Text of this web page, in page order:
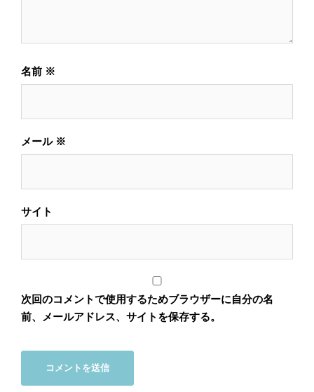
名前 ※
メール ※
サイト
次回のコメントで使用するためブラウザーに自分の名
前、メールアドレス、サイトを保存する。